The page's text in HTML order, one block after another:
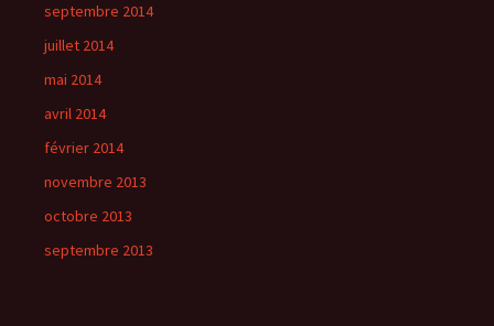
septembre 2014
juillet 2014
mai 2014
avril 2014
février 2014
novembre 2013
octobre 2013
septembre 2013